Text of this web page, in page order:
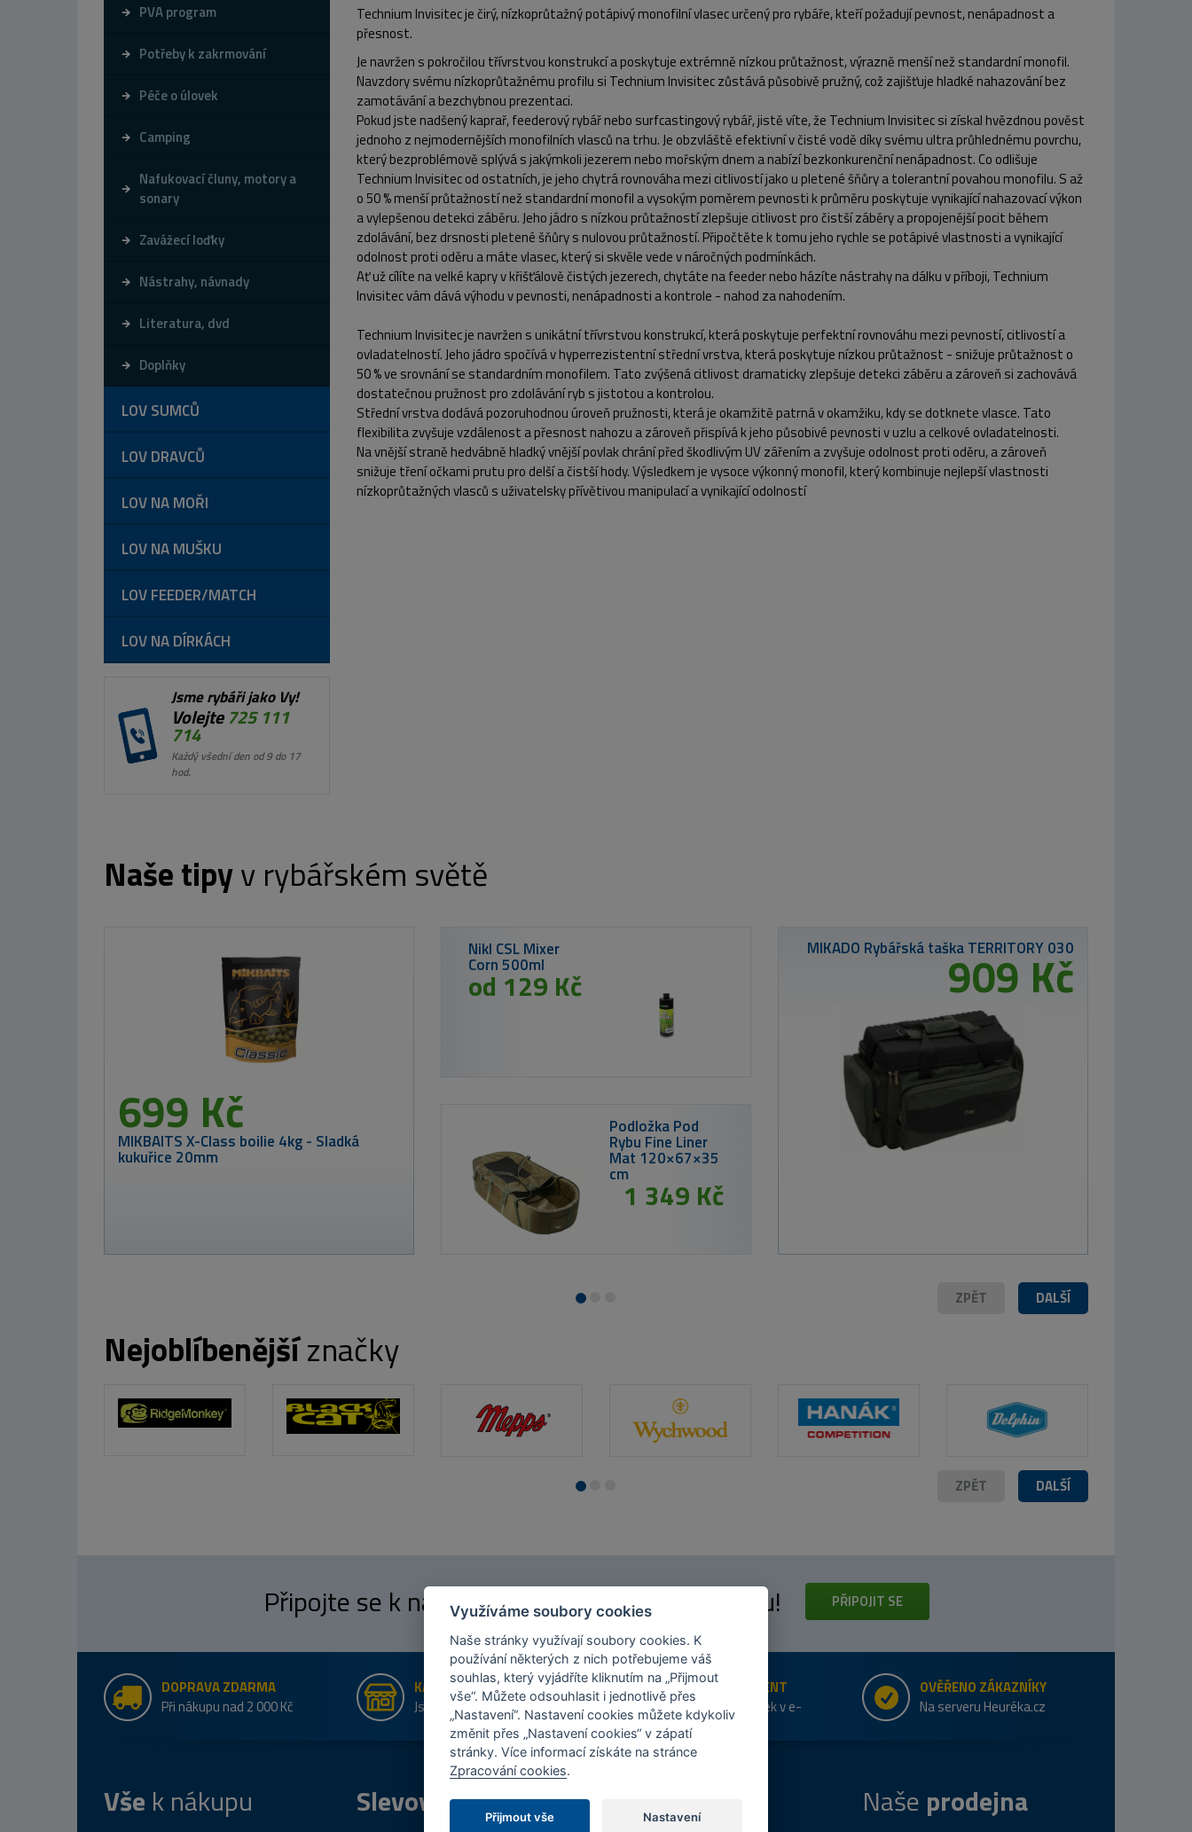
PVA program
Potřeby k zakrmování
Péče o úlovek
Camping
Nafukovací čluny, motory a
sonary
Zavážecí loďky
Nástrahy, návnady
Literatura, dvd
Doplňky
LOV SUMCŮ
LOV DRAVCŮ
LOV NA MOŘI
LOV NA MUŠKU
LOV FEEDER/MATCH
LOV NA DÍRKÁCH
Jsme rybáři jako Vy!
Volejte725 111
714
Každý všední den od 9 do 17
hod.
Technium Invisitec je čirý, nízkoprůtažný potápivý monofilní vlasec určený pro rybáře, kteří požadují pevnost, nenápadnost a
přesnost.
Je navržen s pokročilou třívrstvou konstrukcí a poskytuje extrémně nízkou průtažnost, výrazně menší než standardní monofil.
Navzdory svému nízkoprůtažnému profilu si Technium Invisitec zůstává působivě pružný, což zajišťuje hladké nahazování bez
zamotávání a bezchybnou prezentaci.
Pokud jste nadšený kaprař, feederový rybář nebo surfcastingový rybář, jistě víte, že Technium Invisitec si získal hvězdnou pověst
jednoho z nejmodernějších monofilních vlasců na trhu. Je obzvláště efektivní v čisté vodě díky svému ultra průhlednému povrchu,
který bezproblémově splývá s jakýmkoli jezerem nebo mořským dnem a nabízí bezkonkurenční nenápadnost. Co odlišuje
Technium Invisitec od ostatních, je jeho chytrá rovnováha mezi citlivostí jako u pletené šňůry a tolerantní povahou monofilu. S až
o 50 % menší průtažností než standardní monofil a vysokým poměrem pevnosti k průměru poskytuje vynikající nahazovací výkon
a vylepšenou detekci záběru. Jeho jádro s nízkou průtažností zlepšuje citlivost pro čistší záběry a propojenější pocit během
zdolávání, bez drsnosti pletené šňůry s nulovou průtažností. Připočtěte k tomu jeho rychle se potápivé vlastnosti a vynikající
odolnost proti oděru a máte vlasec, který si skvěle vede v náročných podmínkách.
Ať už cílíte na velké kapry v křišťálově čistých jezerech, chytáte na feeder nebo házíte nástrahy na dálku v příboji, Technium
Invisitec vám dává výhodu v pevnosti, nenápadnosti a kontrole - nahod za nahodením.
Technium Invisitec je navržen s unikátní třívrstvou konstrukcí, která poskytuje perfektní rovnováhu mezi pevností, citlivostí a
ovladatelností. Jeho jádro spočívá v hyperrezistentní střední vrstva, která poskytuje nízkou průtažnost - snižuje průtažnost o
50 % ve srovnání se standardním monofilem. Tato zvýšená citlivost dramaticky zlepšuje detekci záběru a zároveň si zachovává
dostatečnou pružnost pro zdolávání ryb s jistotou a kontrolou.
Střední vrstva dodává pozoruhodnou úroveň pružnosti, která je okamžitě patrná v okamžiku, kdy se dotknete vlasce. Tato
flexibilita zvyšuje vzdálenost a přesnost nahozu a zároveň přispívá k jeho působivé pevnosti v uzlu a celkové ovladatelnosti.
Na vnější straně hedvábně hladký vnější povlak chrání před škodlivým UV zářením a zvyšuje odolnost proti oděru, a zároveň
snižuje tření očkami prutu pro delší a čistší hody. Výsledkem je vysoce výkonný monofil, který kombinuje nejlepší vlastnosti
nízkoprůtažných vlasců s uživatelsky přívětivou manipulací a vynikající odolností
Naše tipyv rybářském světě
Mikado ZAMAČKÁVACÍ TRUBIČKY - ALU
Fireflake 12cm
#6/0 10g
81 Kč
TB Baits Method Mix Corn 2
DALŠÍ
ZPĚT
Nejoblíbenějšíznačky
DALŠÍ
ZPĚT
Připojte se k našimfanouškůmna Facebooku! PŘIPOJIT SE
DOPRAVA ZDARMA
Při nákupu nad 2 000 Kč
KAMENNÉ PRODEJNY
Jsme na trhu více než 10 let
ŠIROKÝ SORTIMENT
Přes 20 tis. položek v e-
shopu
OVĚŘENO ZÁKAZNÍKY
Na serveru Heuréka.cz
Vše k nákupu Slevový program k nákupu Naše prodejna
Využíváme soubory cookies
Naše stránky využívají soubory cookies. K
používání některých z nich potřebujeme váš
souhlas, který vyjádříte kliknutím na „Přijmout
vše“. Můžete odsouhlasit i jednotlivě přes
„Nastavení“. Nastavení cookies můžete kdykoliv
změnit přes „Nastavení cookies“ v zápatí
stránky. Více informací získáte na stránce
Zpracování cookies.
Přijmout vše Nastavení